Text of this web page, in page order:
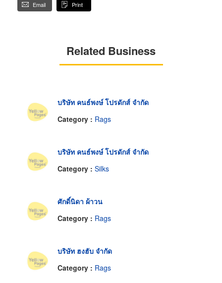
Email Print
Related Business
บริษัท คนธ์พงษ์ โปรดักส์ จำกัด
Category : Rags
บริษัท คนธ์พงษ์ โปรดักส์ จำกัด
Category : Silks
ศักดิ์นิดา ผ้าวน
Category : Rags
บริษัท ฮงฮับ จำกัด
Category : Rags